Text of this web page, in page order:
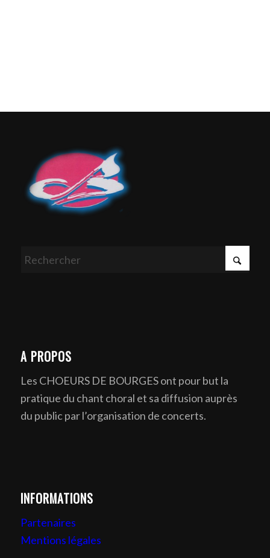
A PROPOS
Les CHOEURS DE BOURGES ont pour but la
pratique du chant choral et sa diffusion auprès
du public par l’organisation de concerts.
INFORMATIONS
Partenaires
Mentions légales